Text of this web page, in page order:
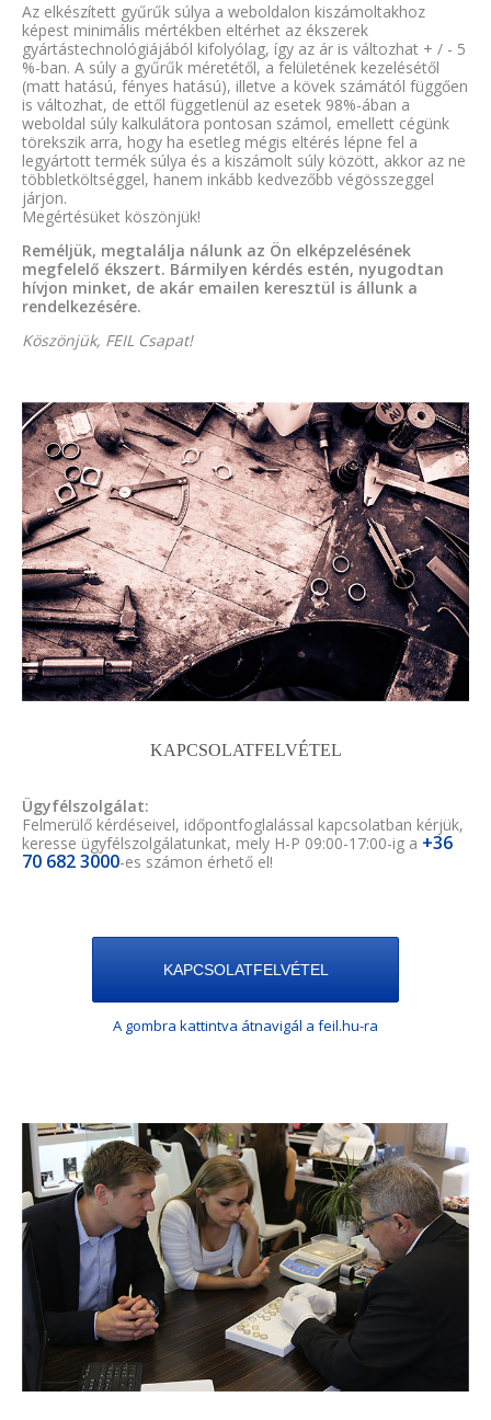
Az elkészített gyűrűk súlya a weboldalon kiszámoltakhoz
képest minimális mértékben eltérhet az ékszerek
gyártástechnológiájából kifolyólag, így az ár is változhat + / - 5
%-ban. A súly a gyűrűk méretétől, a felületének kezelésétől
(matt hatású, fényes hatású), illetve a kövek számától függően
is változhat, de ettől függetlenül az esetek 98%-ában a
weboldal súly kalkulátora pontosan számol, emellett cégünk
törekszik arra, hogy ha esetleg mégis eltérés lépne fel a
legyártott termék súlya és a kiszámolt súly között, akkor az ne
többletköltséggel, hanem inkább kedvezőbb végösszeggel
járjon.
Megértésüket köszönjük!
Reméljük, megtalálja nálunk az Ön elképzelésének
megfelelő ékszert. Bármilyen kérdés estén, nyugodtan
hívjon minket, de akár emailen keresztül is állunk a
rendelkezésére.
Köszönjük, FEIL Csapat!
KAPCSOLATFELVÉTEL
Ügyfélszolgálat:
Felmerülő kérdéseivel, időpontfoglalással kapcsolatban kérjük,
keresse ügyfélszolgálatunkat, mely H-P 09:00-17:00-ig a +36
70 682 3000-es számon érhető el!
KAPCSOLATFELVÉTEL
A gombra kattintva átnavigál a feil.hu-ra